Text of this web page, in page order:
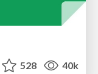
528 40k